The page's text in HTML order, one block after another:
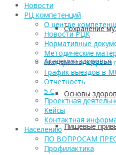
Сохранение
Академия здоровья
Основы
Пищевые
Новости
РЦ компетенций
О центре
Новости РЦК
Нормативные
Методические
Материалы и
График выездов в
Отчетность
5 С
Проектная
Кейсы
Контактная
Населению
ПО ВОПРОСАМ
Профилактика